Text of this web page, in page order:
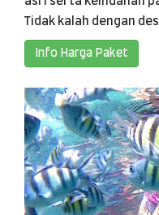
Tidak kalah dengan
Info Harga Paket